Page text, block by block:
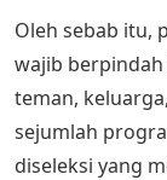
Oleh sebab itu,
wajib
teman,
sejumlah
diseleksi yang